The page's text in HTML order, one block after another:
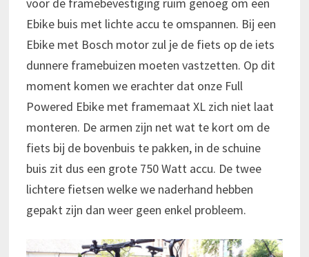
voor de framebevestiging ruim genoeg om een
Ebike buis met lichte accu te omspannen. Bij een
Ebike met Bosch motor zul je de fiets op de iets
dunnere framebuizen moeten vastzetten. Op dit
moment komen we erachter dat onze Full
Powered Ebike met framemaat XL zich niet laat
monteren. De armen zijn net wat te kort om de
fiets bij de bovenbuis te pakken, in de schuine
buis zit dus een grote 750 Watt accu. De twee
lichtere fietsen welke we naderhand hebben
gepakt zijn dan weer geen enkel probleem.